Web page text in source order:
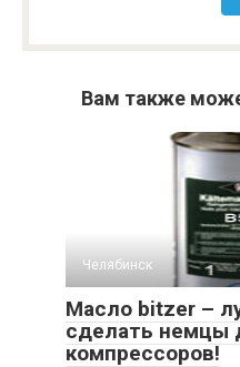
Вам также
Челябинск
Масло bitzer –
сделать немцы
компрессоров!